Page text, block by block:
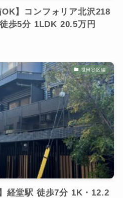
OK】コンフォリア北沢218
歩5分 1LDK 20.5万円
世田谷区編
経堂駅 徒歩7分 1K・12.2